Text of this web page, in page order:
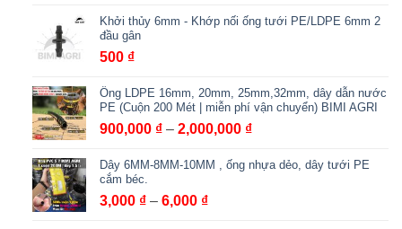
Khởi thủy 6mm - Khớp nối ống tưới PE/LDPE 6mm 2
đầu gân
500 ₫
Ống LDPE 16mm, 20mm, 25mm,32mm, dây dẫn nước
PE (Cuộn 200 Mét | miễn phí vận chuyển) BIMI AGRI
900,000 ₫ – 2,000,000 ₫Khoảng
từ
Dây 6MM-8MM-10MM , ống nhựa dẻo, dây tưới PE
cắm béc.
3,000 ₫ – 6,000 ₫Khoảng